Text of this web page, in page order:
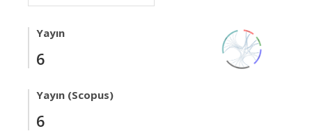
Yayın
6
Yayın (Scopus)
6